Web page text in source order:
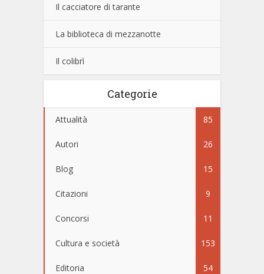
Il cacciatore di tarante
La biblioteca di mezzanotte
Il colibrì
Categorie
Attualità 85
Autori 26
Blog 15
Citazioni 9
Concorsi 11
Cultura e società 153
Editoria 54